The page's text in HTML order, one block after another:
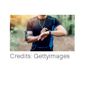
Credits: Gettyimages